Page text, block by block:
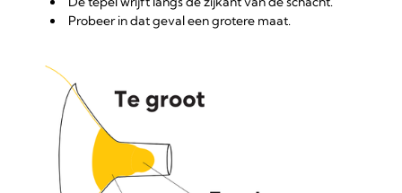
Probeer in dat geval een grotere maat.